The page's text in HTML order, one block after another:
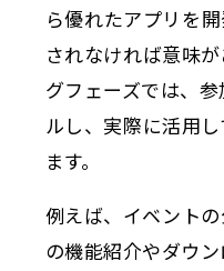
ら優れたアプリを
されなければ意味
グフェーズでは、
ルし、実際に活用
ます。
例えば、イベント
の機能紹介やダウ